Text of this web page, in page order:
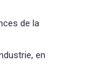
de la
en